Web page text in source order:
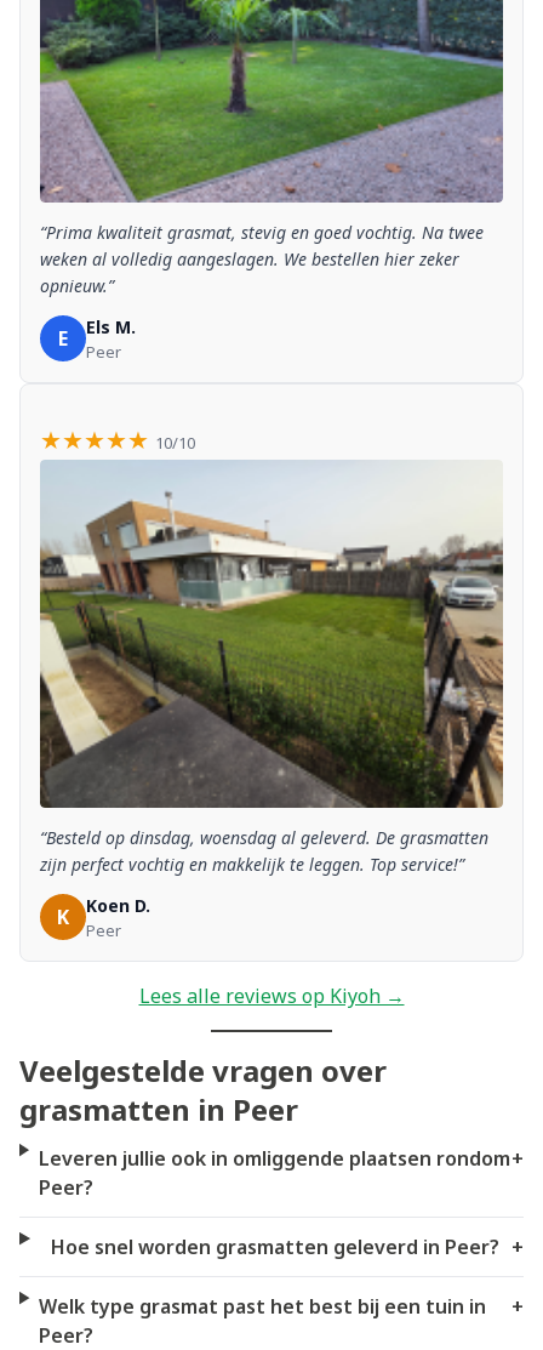
“Prima kwaliteit grasmat, stevig en goed vochtig. Na twee
weken al volledig aangeslagen. We bestellen hier zeker
opnieuw.”
E Els M.
Peer
★★★★★ 10/10
“Besteld op dinsdag, woensdag al geleverd. De grasmatten
zijn perfect vochtig en makkelijk te leggen. Top service!”
K Koen D.
Peer
Lees alle reviews op Kiyoh →
Veelgestelde vragen over
grasmatten in Peer
Leveren jullie ook in omliggende plaatsen rondom
Peer?
+
Hoe snel worden grasmatten geleverd in Peer? +
Welk type grasmat past het best bij een tuin in
Peer?
+